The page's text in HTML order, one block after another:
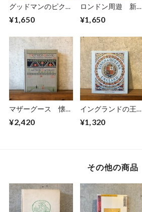
グッドマンのピクチ
¥1,650
ロンドン周遊 新し
¥1,650
マザーグース 懐か
¥2,420
イングランドの王と
¥1,320
その他の商品